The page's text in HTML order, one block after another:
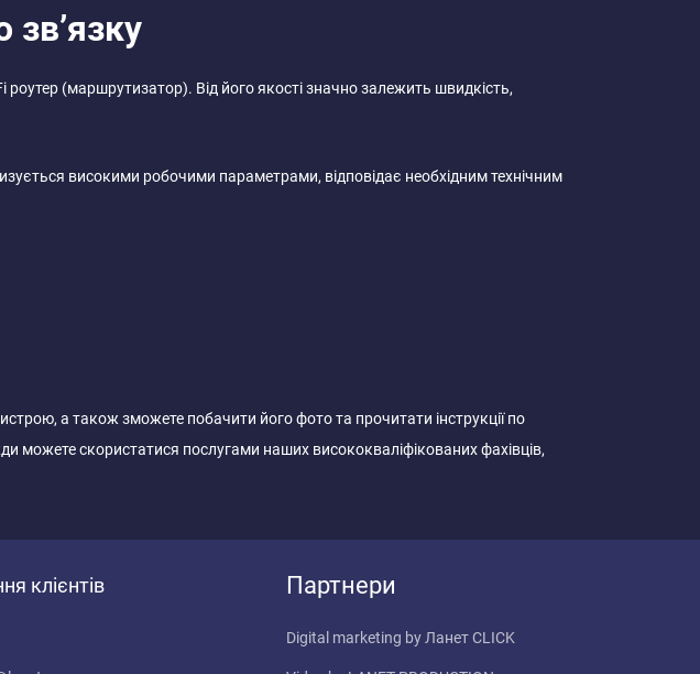
зв’язку
роутер (маршрутизатор). Від його якості значно залежить швидкість,
високими робочими параметрами, відповідає необхідним технічним
а також зможете побачити його фото та прочитати інструкції по
скористатися послугами наших висококваліфікованих фахівців,
клієнтів Партнери
Digital marketing by Ланет CLICK